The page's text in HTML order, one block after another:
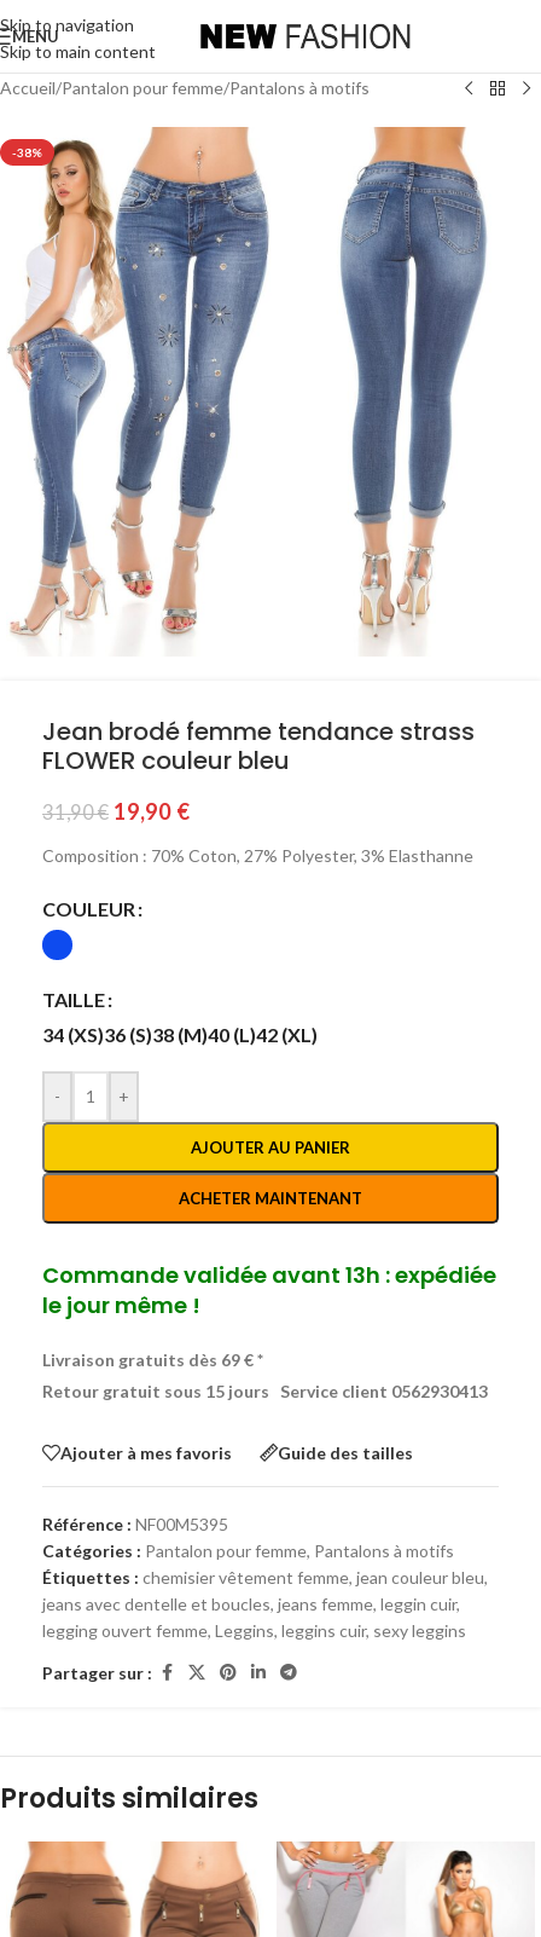
Skip to navigation
Skip to main content
MENU
Accueil/Pantalon pour femme/Pantalons à motifs
-38%
Jean brodé femme tendance strass
FLOWER couleur bleu
31,90€ 19,90 €
Composition : 70% Coton, 27% Polyester, 3% Elasthanne
COULEUR
TAILLE
34 (XS)36 (S)38 (M)40 (L)42 (XL)
- +
AJOUTER AU PANIER
ACHETER MAINTENANT
Commande validée avant 13h : expédiée
le jour même !
Livraison gratuits dès 69 € *
Retour gratuit sous 15 jours
Service client 0562930413
Ajouter à mes favoris Guide des tailles
Référence : NF00M5395
Catégories : Pantalon pour femme, Pantalons à motifs
Étiquettes : chemisier vêtement femme, jean couleur bleu,
jeans avec dentelle et boucles, jeans femme, leggin cuir,
legging ouvert femme, Leggins, leggins cuir, sexy leggins
Partager sur :
Produits similaires